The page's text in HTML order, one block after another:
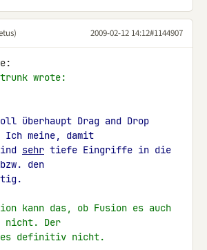
2009-02-12 14:12#1144907
wrote:
überhaupt Drag and Drop
meine, damit
sehr tiefe Eingriffe in die
bzw. den
kann das, ob Fusion es auch
nicht. Der
es definitiv nicht.